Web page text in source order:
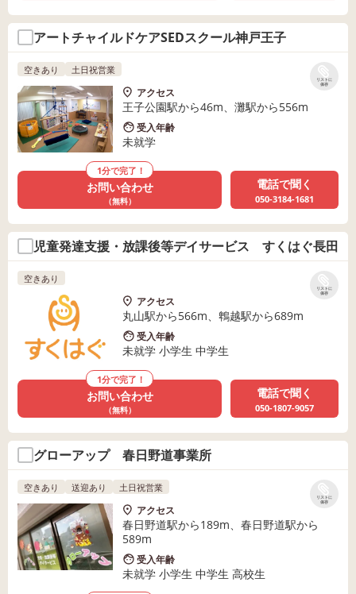
アートチャイルドケアSEDスクール神戸王子
リストに
保存
空きあり 土日祝営業
アクセス
王子公園駅から46m、灘駅から556m
受入年齢
未就学
1分で完了！
お問い合わせ
（無料）
電話で聞く
050-3184-1681
児童発達支援・放課後等デイサービス すくはぐ長田
リストに
保存
空きあり
アクセス
丸山駅から566m、鵯越駅から689m
受入年齢
未就学 小学生 中学生
1分で完了！
お問い合わせ
（無料）
電話で聞く
050-1807-9057
グローアップ 春日野道事業所
リストに
保存
空きあり 送迎あり 土日祝営業
アクセス
春日野道駅から189m、春日野道駅から
589m
受入年齢
未就学 小学生 中学生 高校生